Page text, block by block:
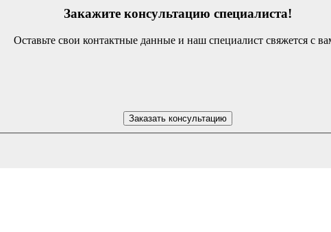
Закажите консультацию специалиста!
Оставьте свои контактные данные и наш специалист свяжется с
Заказать консультацию